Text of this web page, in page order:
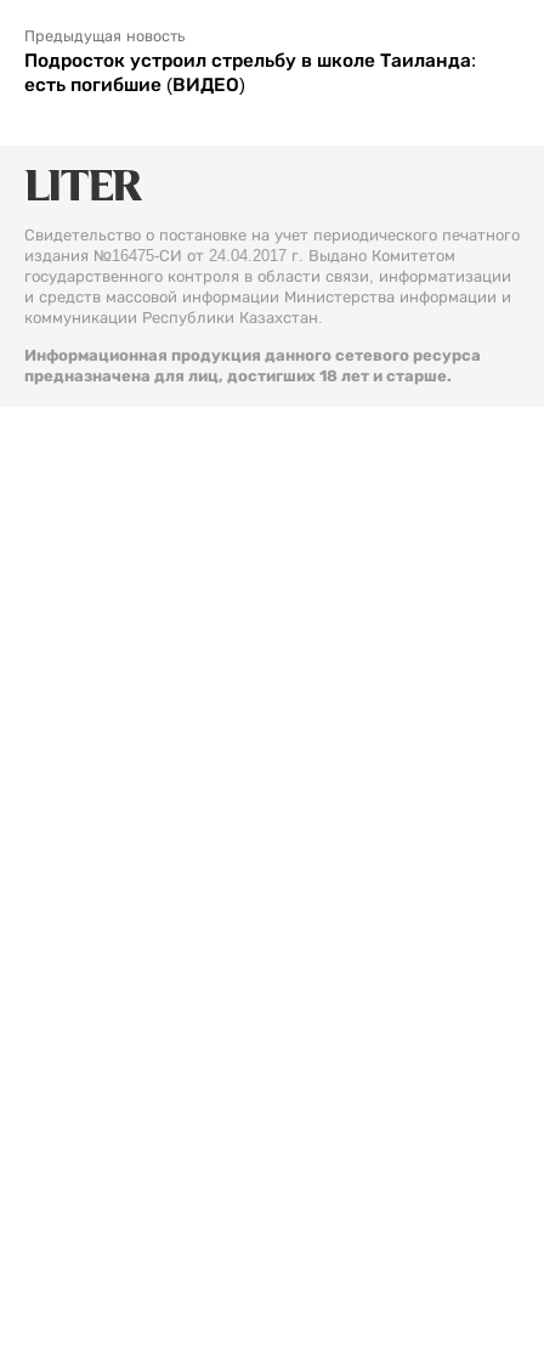
Предыдущая новость
Подросток устроил стрельбу в школе Таиланда:
есть погибшие (ВИДЕО)
Свидетельство о постановке на учет периодического печатного
издания №16475-СИ от 24.04.2017 г. Выдано Комитетом
государственного контроля в области связи, информатизации
и средств массовой информации Министерства информации и
коммуникации Республики Казахстан.
Информационная продукция данного сетевого ресурса
предназначена для лиц, достигших 18 лет и старше.